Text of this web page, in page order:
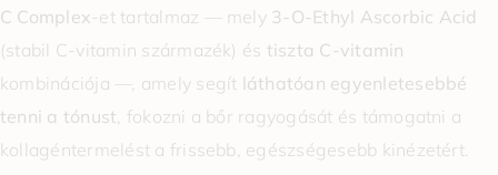
C Complex-et tartalmaz — mely 3-O-Ethyl Ascorbic Acid
(stabil C-vitamin származék) és tiszta C-vitamin
kombinációja —, amely segít láthatóan egyenletesebbé
tenni a tónust, fokozni a bőr ragyogását és támogatni a
kollagéntermelést a frissebb, egészségesebb kinézetért.